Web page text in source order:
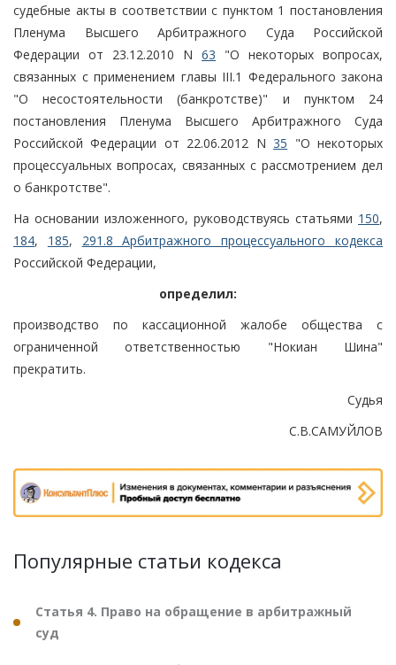
судебные акты в соответствии с пунктом 1 постановления
Пленума Высшего Арбитражного Суда Российской
Федерации от 23.12.2010 N 63 "О некоторых вопросах,
связанных с применением главы III.1 Федерального закона
"О несостоятельности (банкротстве)" и пунктом 24
постановления Пленума Высшего Арбитражного Суда
Российской Федерации от 22.06.2012 N35 "О некоторых
процессуальных вопросах, связанных с рассмотрением дел
о банкротстве".
На основании изложенного, руководствуясь статьями 150,
184, 185, 291.8 Арбитражного процессуального кодекса
Российской Федерации,
определил:
производство по кассационной жалобе общества с
ограниченной ответственностью "Нокиан Шина"
прекратить.
Судья
С.В.САМУЙЛОВ
Популярные статьи кодекса
Статья 4. Право на обращение в арбитражный
суд